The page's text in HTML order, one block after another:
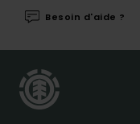
Besoin d'aide ?